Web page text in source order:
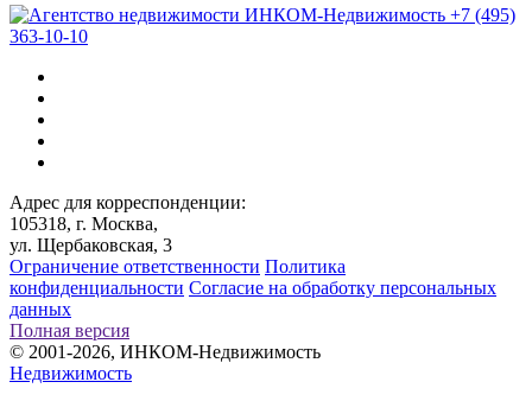
+7 (495)
363-10-10
Адрес для корреспонденции:
105318, г. Москва,
ул. Щербаковская, 3
Ограничение ответственности Политика
конфиденциальности Согласие на обработку персональных
данных
Полная версия
© 2001-2026, ИНКОМ-Недвижимость
Недвижимость